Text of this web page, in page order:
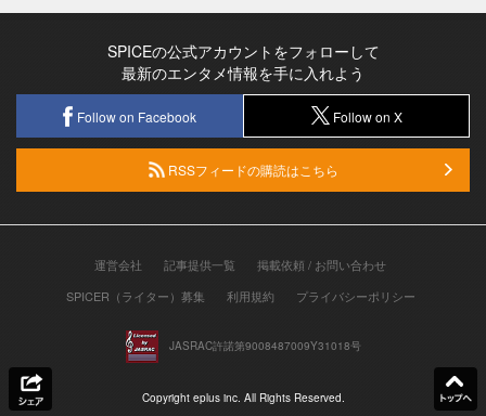
SPICEの公式アカウントをフォローして
最新のエンタメ情報を手に入れよう
Follow on Facebook Follow on X
RSSフィードの購読はこちら
運営会社 記事提供一覧
掲載依頼 / お問い合わせ
SPICER（ライター）募集
利用規約 プライバシーポリシー
JASRAC許諾第9008487009Y31018号
Copyright eplus inc. All Rights Reserved.